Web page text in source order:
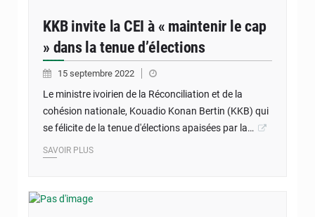
KKB invite la CEI à « maintenir le cap
» dans la tenue d’élections
15 septembre 2022
Le ministre ivoirien de la Réconciliation et de la
cohésion nationale, Kouadio Konan Bertin (KKB) qui
se félicite de la tenue d'élections apaisées par la…
SAVOIR PLUS